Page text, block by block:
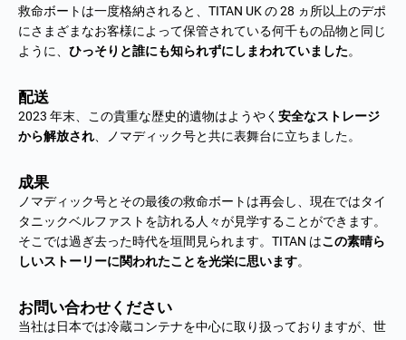
救命ボートは一度格納されると、TITAN UK の 28 ヵ所以上のデポ
にさまざまなお客様によって保管されている何千もの品物と同じ
ように、 ひっそりと誰にも知られずにしまわれていました。
配送
2023 年末、この貴重な歴史的遺物はようやく 安全なストレージ
から解放され 、ノマディック号と共に表舞台に立ちました。
成果
ノマディック号とその最後の救命ボートは再会し、現在ではタイ
タニックベルファストを訪れる人々が見学することができます。
そこでは過ぎ去った時代を垣間見られます。TITAN はこの素晴ら
しいストーリーに関われたことを光栄に思います。
お問い合わせください
当社は日本では冷蔵コンテナを中心に取り扱っておりますが、世